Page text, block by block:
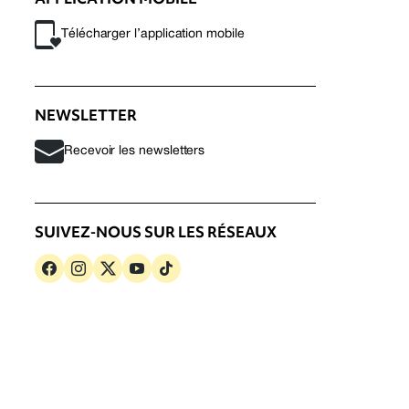
Télécharger l’application mobile
NEWSLETTER
Recevoir les newsletters
SUIVEZ-NOUS SUR LES RÉSEAUX